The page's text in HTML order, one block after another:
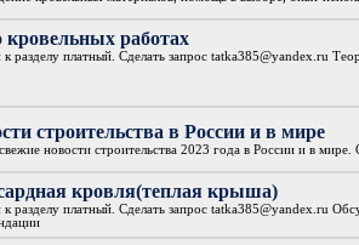
кровельных работах
к разделу платный. Сделать запрос tatka385@yandex.ru
строительства в России и в мире
новости строительства 2023 года в России и в
кровля(теплая крыша)
к разделу платный. Сделать запрос tatka385@yandex.ru